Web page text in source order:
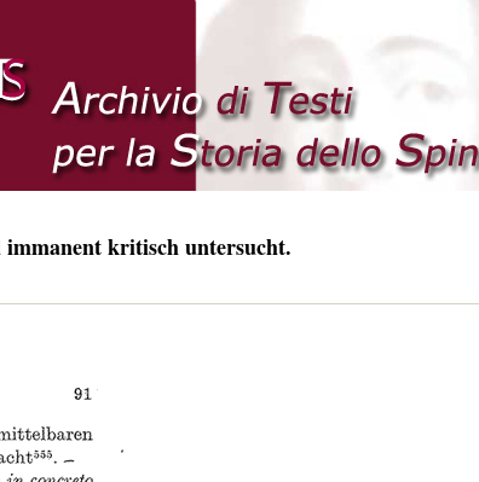
immanent kritisch untersucht.